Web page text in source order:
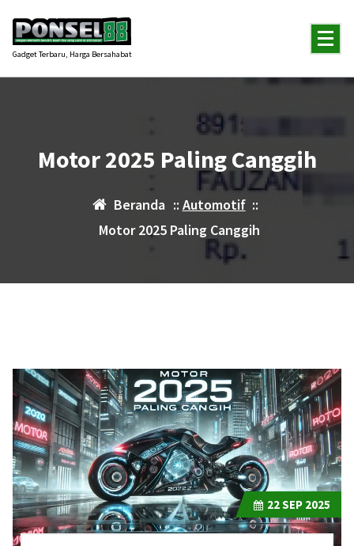
konten
Gadget Terbaru, Harga Bersahabat
Motor 2025 Paling Canggih
Beranda :: Automotif::
Motor 2025 Paling Canggih
22SEP 2025